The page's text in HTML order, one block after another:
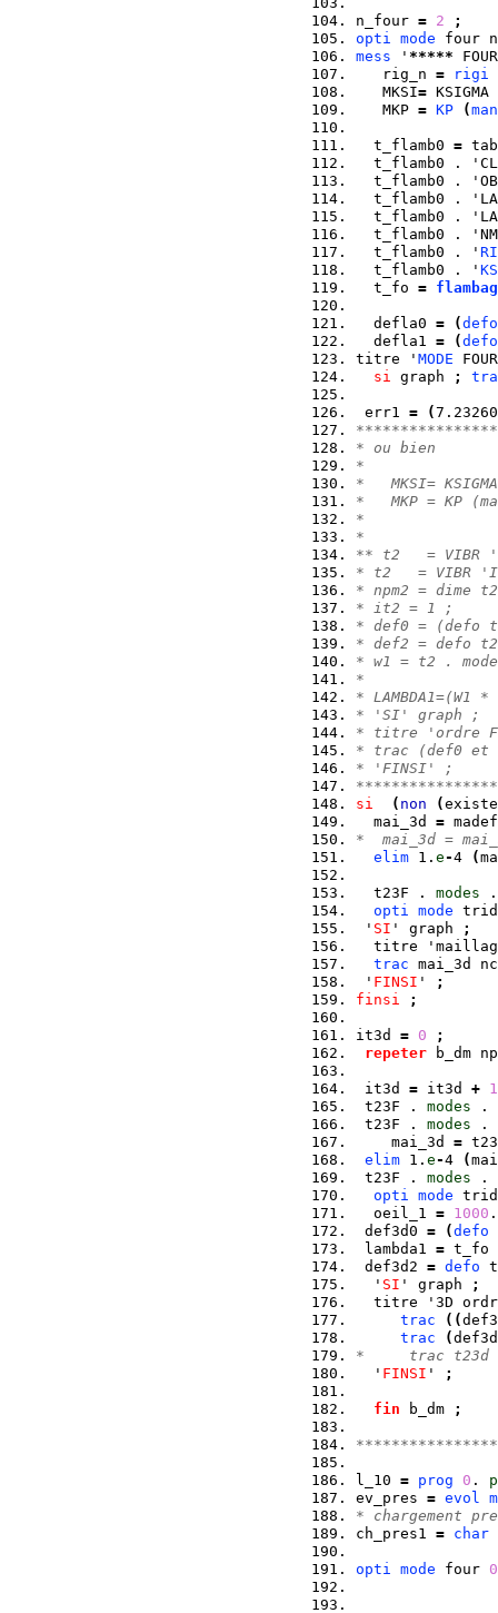
n_four = 2
;
opti mode four
mess ' *****
   rig_n
= rigi
   MKSI
=
   MKP
= KP (
  t_flamb0
=
t_flamb0 .
t_flamb0 .
t_flamb0 .
t_flamb0 .
t_flamb0 .
  t_flamb0 . '
  t_flamb0 . '
  t_fo
=
  defla0
= (defo
  defla1
= (defo
titre ' MODE
si graph ;
err1 = (
* ou bien
*
*   MKSI=
*   MKP = KP
*
*
** t2   = VIBR
* t2   = VIBR
* npm2 = dime
* it2 = 1 ;
* def0 = (defo
* def2 = defo
* w1 = t2 .
*
*
* 'SI' graph ;
* titre 'ordre
* trac (def0 et
* 'FINSI' ;
si
( non (
  mai_3d
=
*  mai_3d =
elim 1. e-4 (
  t23F .
modes
opti mode
' SI ' graph
;
titre
trac mai_3d
' FINSI '
;
finsi
;
it3d = 0
;
repeter b_dm
it3d = it3d + 1
t23F . modes .
t23F . modes .
    mai_3d
=
elim 1. e-4 (
t23F . modes .
opti mode
  oeil_1
= 1000
def3d0 = (defo
lambda1 =
def3d2 = defo
  '
SI ' graph
;
titre '3D
trac
( (
trac
(
*     trac t23d .
  '
FINSI ' ;
fin b_dm ;
l_10 = prog 0 .
ev_pres = evol
* chargement
ch_pres1 = char
opti mode four 0